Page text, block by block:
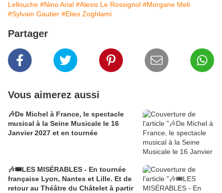
Lellouche #Nino Arial #Alexis Le Rossignol #Morgane Meli
#Sylvain Gautier #Elies Zoghlami
Partager
Vous aimerez aussi
🎶De Michel à France, le spectacle
musical à la Seine Musicale le 16
Janvier 2027 et en tournée
🎶🎟️LES MISÉRABLES - En tournée
française Lyon, Nantes et Lille. Et de
retour au Théâtre du Châtelet à partir